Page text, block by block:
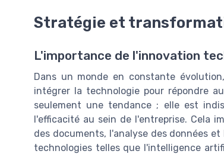
Stratégie et
L'importance de l'innovation
Dans un monde en constante
intégrer la technologie pour répondre
seulement une tendance ; elle est
l'efficacité au sein de l'entreprise. Cela
des documents, l'analyse des données
technologies telles que l'intelligence